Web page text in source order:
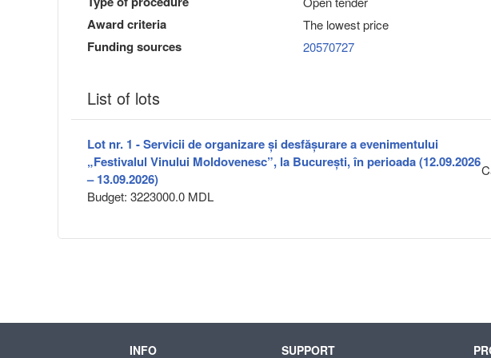
Award criteria The lowest price
Funding sources 20570727
List of lots
Lot nr. 1 - Servicii de organizare și desfășurare a evenimentului
„Festivalul Vinului Moldovenesc”, la București, în perioada (12.09.2026
– 13.09.2026)
Budget: 3223000.0 MDL
INFO SUPPORT